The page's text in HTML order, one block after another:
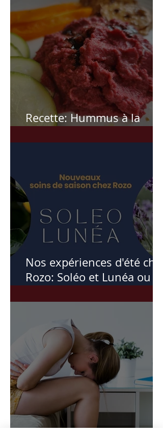
Recette: Hummus à la
Nos expériences d'été chez
Rozo: Soléo et Lunéa ou
ces soins